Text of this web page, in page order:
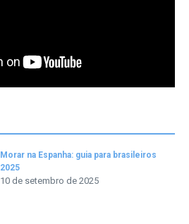
Morar na Espanha: guia para brasileiros
2025
10 de setembro de 2025